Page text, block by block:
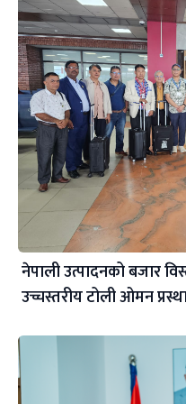
नेपाली उत्पादनको बजार
उच्चस्तरीय टोली ओमन